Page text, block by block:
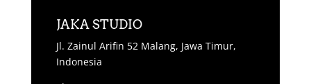
JAKA STUDIO
Jl. Zainul Arifin 52 Malang, Jawa Timur,
Indonesia